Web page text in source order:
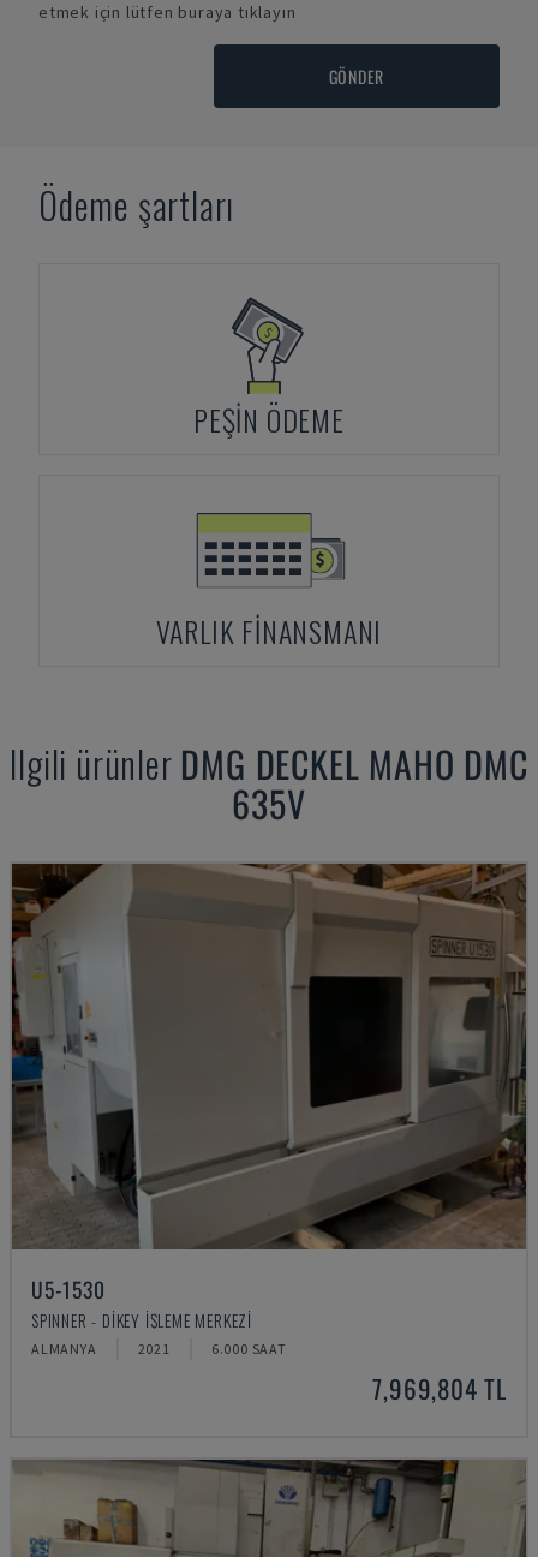
etmek için lütfen buraya tıklayın
GÖNDER
Ödeme şartları
PEŞIN ÖDEME
VARLIK FINANSMANI
Ilgili ürünler DMG DECKEL MAHO DMC
635V
U5-1530
SPINNER - DIKEY İŞLEME MERKEZI
ALMANYA 2021 6.000 SAAT
7,969,804 TL